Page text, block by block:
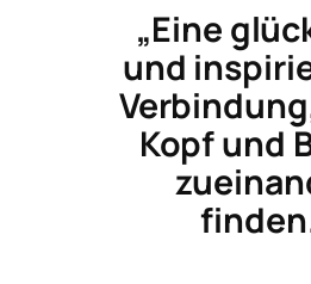
„Eine
und
Kopf und